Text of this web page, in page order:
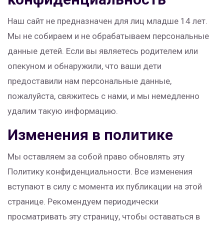
Наш сайт не предназначен для лиц младше 14 лет.
Мы не собираем и не обрабатываем персональные
данные детей. Если вы являетесь родителем или
опекуном и обнаружили, что ваши дети
предоставили нам персональные данные,
пожалуйста, свяжитесь с нами, и мы немедленно
удалим такую информацию.
Изменения в политике
Мы оставляем за собой право обновлять эту
Политику конфиденциальности. Все изменения
вступают в силу с момента их публикации на этой
странице. Рекомендуем периодически
просматривать эту страницу, чтобы оставаться в